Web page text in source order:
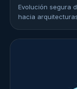
Evolución segura
hacia